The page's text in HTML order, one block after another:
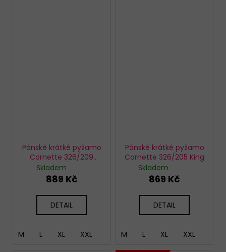
Pánské krátké pyžamo
Cornette 326/209
Pacific
Skladem
889 Kč
DETAIL
M L XL XXL
Pánské krátké pyžamo
Cornette 326/205 King
Skladem
869 Kč
DETAIL
M L XL XXL